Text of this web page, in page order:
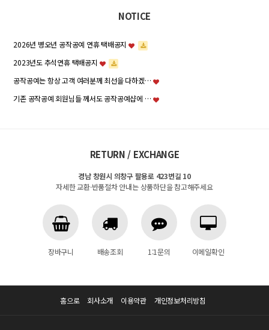
NOTICE
2026년 병오년 공작공예 연휴 택배공지
2023년도 추석연휴 택배공지
공작공예는 항상 고객 여러분께 최선을 다하겠…
기존 공작공예 회원님들 께서도 공작공예샵에 …
RETURN / EXCHANGE
경남 창원시 의창구 팔용로 423번길 10
자세한 교환·반품절차 안내는 상품하단을 참고해주세요
장바구니 배송조회 1:1문의 이메일확인
홈으로 회사소개 이용약관 개인정보처리방침